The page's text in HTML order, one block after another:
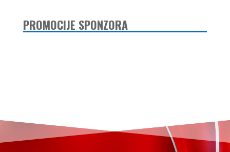
PROMOCIJE SPONZORA